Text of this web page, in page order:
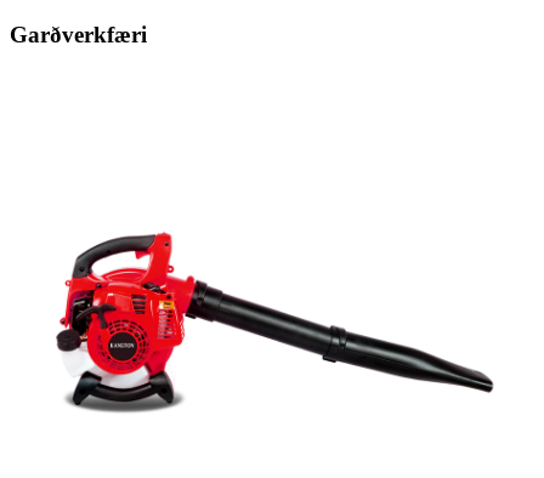
Garðverkfæri